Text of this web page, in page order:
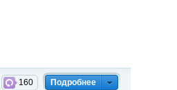
Подробнее
160